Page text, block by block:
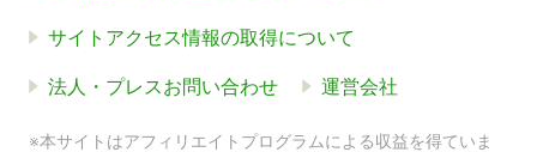
サイトアクセス情報の取得について
法人・プレスお問い合わせ 運営会社
※本サイトはアフィリエイトプログラムによる収益を得ていま